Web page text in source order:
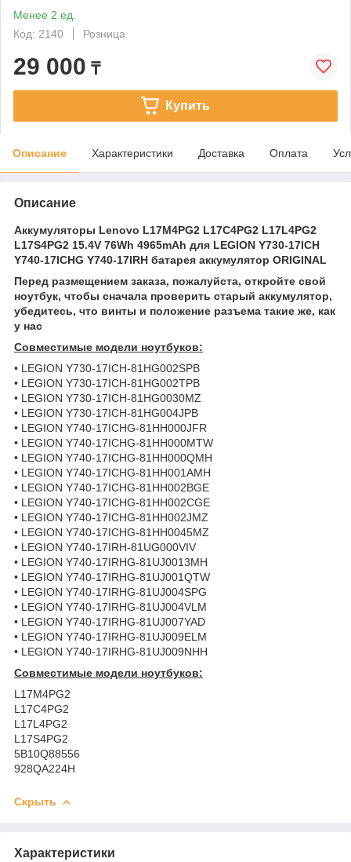
Менее 2 ед.
Код: 2140
Розница
29 000 ₸
Купить
Описание Характеристики Доставка Оплата
Описание
Аккумуляторы Lenovo L17M4PG2 L17C4PG2 L17L4PG2
L17S4PG2 15.4V 76Wh 4965mAh для LEGION Y730-17ICH
Y740-17ICHG Y740-17IRH батарея аккумулятор ORIGINAL
Перед размещением заказа, пожалуйста, откройте свой
ноутбук, чтобы сначала проверить старый аккумулятор,
убедитесь, что винты и положение разъема такие же, как
у наc
Совместимые модели ноутбуков:
• LEGION Y730-17ICH-81HG002SPB
• LEGION Y730-17ICH-81HG002TPB
• LEGION Y730-17ICH-81HG0030MZ
• LEGION Y730-17ICH-81HG004JPB
• LEGION Y740-17ICHG-81HH000JFR
• LEGION Y740-17ICHG-81HH000MTW
• LEGION Y740-17ICHG-81HH000QMH
• LEGION Y740-17ICHG-81HH001AMH
• LEGION Y740-17ICHG-81HH002BGE
• LEGION Y740-17ICHG-81HH002CGE
• LEGION Y740-17ICHG-81HH002JMZ
• LEGION Y740-17ICHG-81HH0045MZ
• LEGION Y740-17IRH-81UG000VIV
• LEGION Y740-17IRHG-81UJ0013MH
• LEGION Y740-17IRHG-81UJ001QTW
• LEGION Y740-17IRHG-81UJ004SPG
• LEGION Y740-17IRHG-81UJ004VLM
• LEGION Y740-17IRHG-81UJ007YAD
• LEGION Y740-17IRHG-81UJ009ELM
• LEGION Y740-17IRHG-81UJ009NHH
Совместимые модели ноутбуков:
L17M4PG2
L17C4PG2
L17L4PG2
L17S4PG2
5B10Q88556
928QA224H
Скрыть
Характеристики